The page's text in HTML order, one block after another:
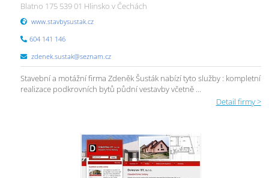
Blatno 175 539 01 Hlinsko v Čechách
www.stavbysustak.cz
604 141 146
zdenek.sustak@seznam.cz
Stavební a motážní firma Zdeněk Šusták nabízí tyto služby : kompletní
realizace podkrovních bytů půdní vestavby včetně ...
Detail firmy >